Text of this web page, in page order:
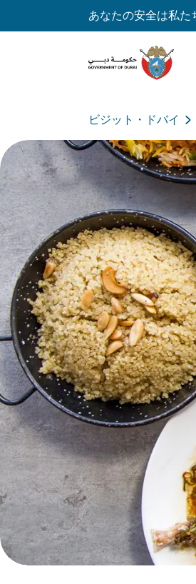
あなたの安全は私た
ビジット・ドバイ